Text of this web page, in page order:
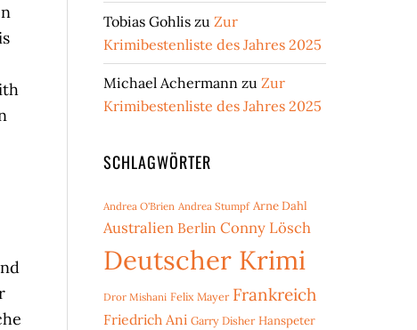
Tobias Gohlis zu Zur
Krimibestenliste des Jahres 2025
Michael Achermann zu Zur
Krimibestenliste des Jahres 2025
SCHLAGWÖRTER
Andrea O'Brien Andrea Stumpf Arne Dahl
Australien Berlin Conny Lösch
Deutscher Krimi
Dror Mishani Felix Mayer Frankreich
Friedrich Ani Garry Disher Hanspeter